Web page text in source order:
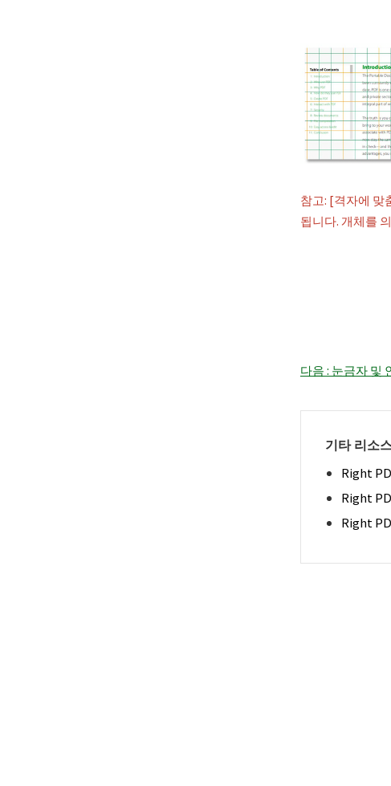
참고: [격자에 맞
됩니다. 개체를
다음 : 눈금자 및
기타 리소
Right
Right
Right